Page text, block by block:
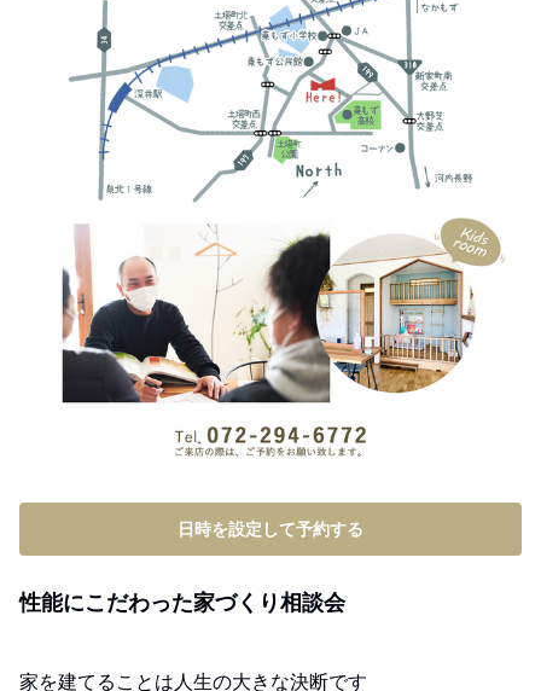
日時を設定して予約する
性能にこだわった家づくり相談会
家を建てることは人生の大きな決断です